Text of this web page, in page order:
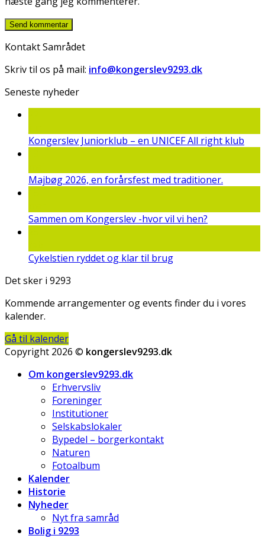
Kontakt Samrådet
Skriv til os på mail: info@kongerslev9293.dk
Seneste nyheder
Kongerslev Juniorklub – en UNICEF All right klub
Majbøg 2026, en forårsfest med traditioner.
Sammen om Kongerslev -hvor vil vi hen?
Cykelstien ryddet og klar til brug
Det sker i 9293
Kommende arrangementer og events finder du i vores
kalender.
Gå til kalender
Copyright 2026 © kongerslev9293.dk
Om kongerslev9293.dk
Erhvervsliv
Foreninger
Institutioner
Selskabslokaler
Bypedel – borgerkontakt
Naturen
Fotoalbum
Kalender
Historie
Nyheder
Nyt fra samråd
Bolig i 9293